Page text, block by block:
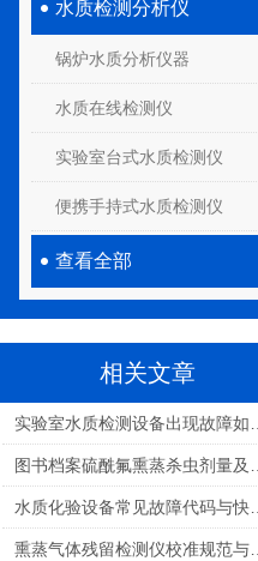
水质检测分析仪
锅炉水质分析仪器
水质在线检测仪
实验室台式水质检测仪
便携手持式水质检测仪
查看全部
相关文章